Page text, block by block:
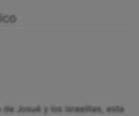
Josué y los israelitas, esta